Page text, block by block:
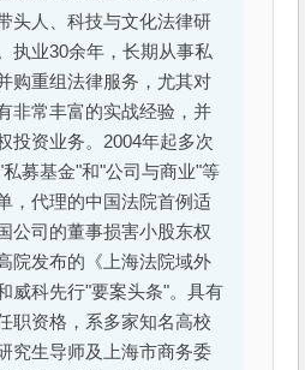
头人、科技与文化法律研
执业30余年，长期从事私
购重组法律服务，尤其对
非常丰富的实战经验，并
投资业务。2004年起多次
私募基金"和"公司与商业"等
，代理的中国法院首例适
公司的董事损害小股东权
院发布的《上海法院域外
威科先行"要案头条"。具有
职资格，系多家知名高校
究生导师及上海市商务委